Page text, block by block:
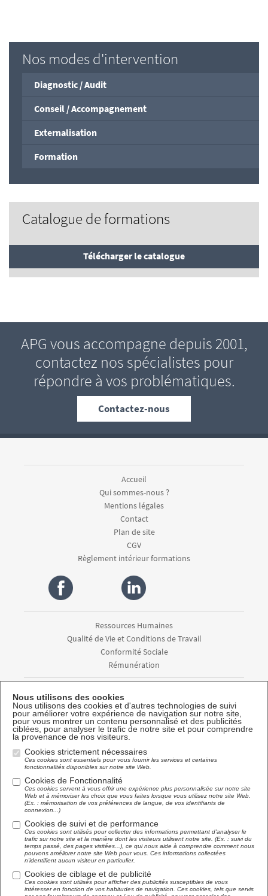
Nos modes d'intervention
Diagnostic / Audit
Conseil / Accompagnement
Externalisation
Formation
Catalogue de formations
Télécharger le catalogue
APG vous accompagne depuis 2001,
contactez nos spécialistes pour
répondre à vos problématiques.
Contactez-nous
Accueil
Qui sommes-nous ?
Mentions légales
Contact
Plan de site
CGV
Règlement intérieur formations
Ressources Humaines
Qualité de Vie et Conditions de Travail
Conformité Sociale
Rémunération
Diagnostic / Audit
Conseil / Accompagnement
Externalisation
Formation
Newsletter
Abonnez-vous à la newsletter APG
Nous utilisons des cookies
Nous utilisons des cookies et d'autres technologies de suivi
pour améliorer votre expérience de navigation sur notre site,
pour vous montrer un contenu personnalisé et des publicités
ciblées, pour analyser le trafic de notre site et pour comprendre
la provenance de nos visiteurs.
Cookies strictement nécessaires
Ces cookies sont essentiels pour vous fournir les services et certaines
fonctionnalités disponibles sur notre site Web.
Cookies de Fonctionnalité
Ces cookies servent à vous offrir une expérience plus personnalisée sur notre site
Web et à mémoriser les choix que vous faites lorsque vous utilisez notre site Web.
(Ex. : mémorisation de vos préférences de langue, de vos identifiants de
connexion...)
Cookies de suivi et de performance
Ces cookies sont utilisés pour collecter des informations permettant d'analyser le
trafic sur notre site et la manière dont les visiteurs utilisent notre site. (Ex. : suivi du
temps passé, des pages visitées...), ce qui nous aide à comprendre comment nous
pouvons améliorer notre site Web pour vous. Ces informations collectées
n'identifient aucun visiteur en particulier.
Cookies de ciblage et de publicité
Ces cookies sont utilisés pour afficher des publicités susceptibles de vous
intéresser en fonction de vos habitudes de navigation. Ces cookies, tels que servis